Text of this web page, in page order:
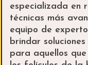
especializada en
técnicas más
equipo de
brindar
para aquellos